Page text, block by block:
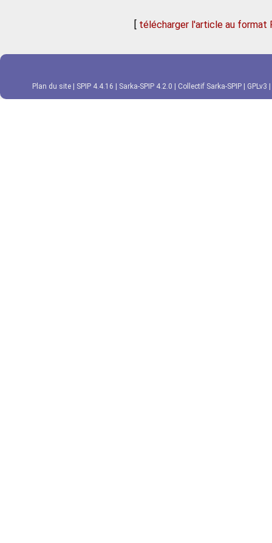
[ télécharger l'article au format
Plan du site SPIP 4.4.16 Sarka-SPIP 4.2.0 Collectif Sarka-SPIP GPLv3